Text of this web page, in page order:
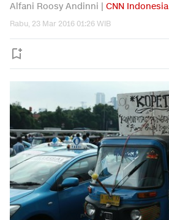
Alfani Roosy Andinni | CNN Indonesia
Rabu, 23 Mar 2016 01:26 WIB